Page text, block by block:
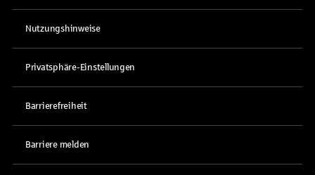
Nutzungshinweise
Privatsphäre-Einstellungen
Barrierefreiheit
Barriere melden